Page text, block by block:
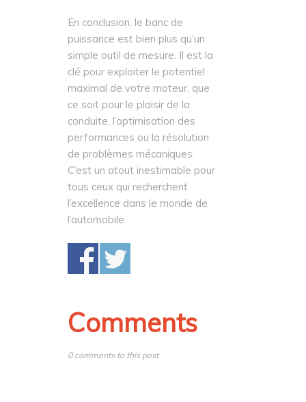
En conclusion, le banc de
puissance est bien plus qu’un
simple outil de mesure. Il est la
clé pour exploiter le potentiel
maximal de votre moteur, que
ce soit pour le plaisir de la
conduite, l’optimisation des
performances ou la résolution
de problèmes mécaniques.
C’est un atout inestimable pour
tous ceux qui recherchent
l’excellence dans le monde de
l’automobile.
Comments
0 comments to this post